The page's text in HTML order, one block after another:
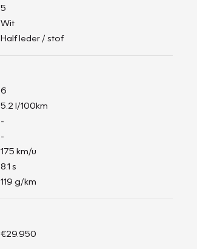
5
Wit
Half leder / stof
6
5.2 l/100km
-
-
175 km/u
8.1 s
119 g/km
€29.950